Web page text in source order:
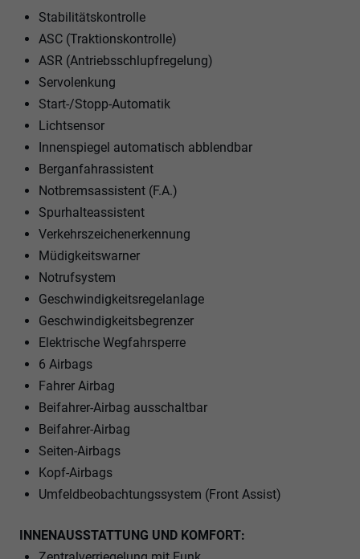
Stabilitätskontrolle
ASC (Traktionskontrolle)
ASR (Antriebsschlupfregelung)
Servolenkung
Start-/Stopp-Automatik
Lichtsensor
Innenspiegel automatisch abblendbar
Berganfahrassistent
Notbremsassistent (F.A.)
Spurhalteassistent
Verkehrszeichenerkennung
Müdigkeitswarner
Notrufsystem
Geschwindigkeitsregelanlage
Geschwindigkeitsbegrenzer
Elektrische Wegfahrsperre
6 Airbags
Fahrer Airbag
Beifahrer-Airbag ausschaltbar
Beifahrer-Airbag
Seiten-Airbags
Kopf-Airbags
Umfeldbeobachtungssystem (Front Assist)
INNENAUSSTATTUNG UND KOMFORT: